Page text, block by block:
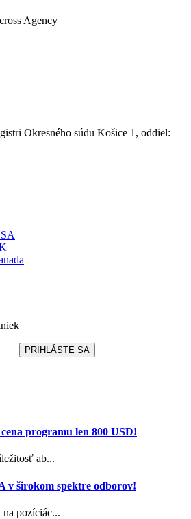
Okresného súdu Košice 1, oddiel:
PRIHLÁSTE SA
programu len 800 USD!
ab...
v širokom spektre odborov!
na pozíciác...